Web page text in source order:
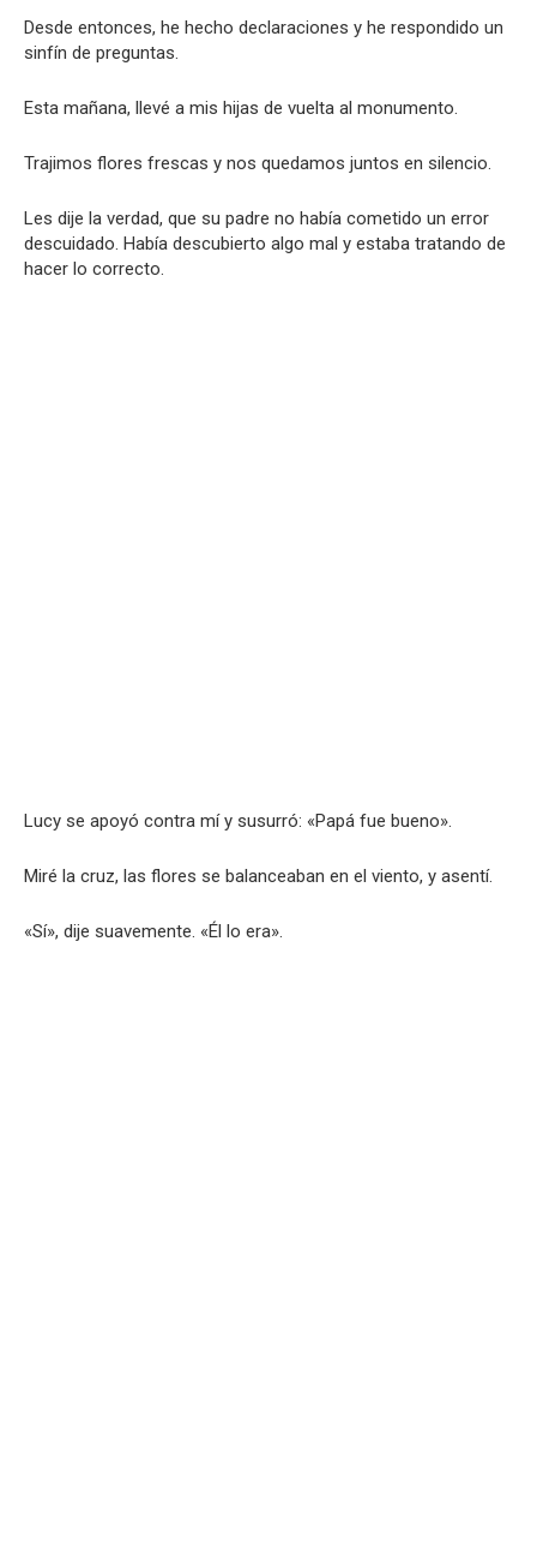
Desde entonces, he hecho declaraciones y he respondido un
sinfín de preguntas.
Esta mañana, llevé a mis hijas de vuelta al monumento.
Trajimos flores frescas y nos quedamos juntos en silencio.
Les dije la verdad, que su padre no había cometido un error
descuidado. Había descubierto algo mal y estaba tratando de
hacer lo correcto.
Lucy se apoyó contra mí y susurró: «Papá fue bueno».
Miré la cruz, las flores se balanceaban en el viento, y asentí.
«Sí», dije suavemente. «Él lo era».